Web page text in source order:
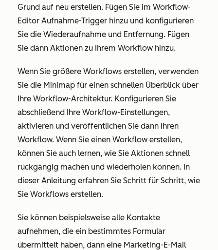
Grund auf neu erstellen. Fügen Sie im Workflow-
Editor Aufnahme-Trigger hinzu und konfigurieren
Sie die Wiederaufnahme und Entfernung. Fügen
Sie dann Aktionen zu Ihrem Workflow hinzu.
Wenn Sie größere Workflows erstellen, verwenden
Sie die Minimap für einen schnellen Überblick über
Ihre Workflow-Architektur. Konfigurieren Sie
abschließend Ihre Workflow-Einstellungen,
aktivieren und veröffentlichen Sie dann Ihren
Workflow. Wenn Sie einen Workflow erstellen,
können Sie auch lernen, wie Sie Aktionen schnell
rückgängig machen und wiederholen können. In
dieser Anleitung erfahren Sie Schritt für Schritt, wie
Sie Workflows erstellen.
Sie können beispielsweise alle Kontakte
aufnehmen, die ein bestimmtes Formular
übermittelt haben, dann eine Marketing-E-Mail